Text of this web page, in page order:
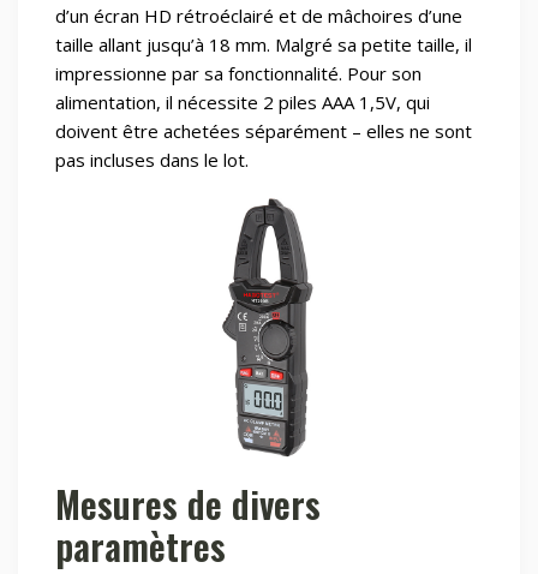
d’un écran HD rétroéclairé et de mâchoires d’une
taille allant jusqu’à 18 mm. Malgré sa petite taille, il
impressionne par sa fonctionnalité. Pour son
alimentation, il nécessite 2 piles AAA 1,5V, qui
doivent être achetées séparément – elles ne sont
pas incluses dans le lot.
Mesures de divers
paramètres